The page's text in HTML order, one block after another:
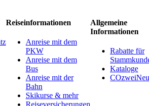
Reiseinformationen
Anreise mit dem
PKW
Anreise mit dem
Bus
Anreise mit der
Bahn
Skikurse & mehr
Allgemeine
Informationen
Rabatte für
Kataloge